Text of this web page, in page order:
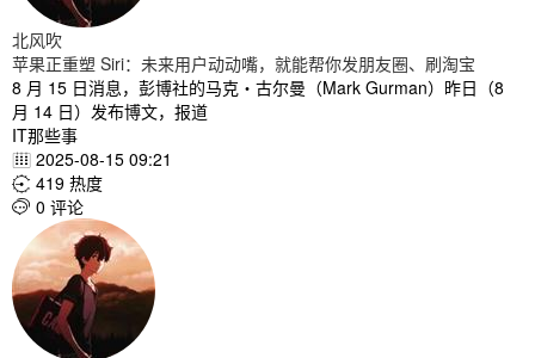
北风吹
苹果正重塑 Siri：未来用户动动嘴，就能帮你发朋友圈、刷淘宝
8 月 15 日消息，彭博社的马克・古尔曼（Mark Gurman）昨日（8
月 14 日）发布博文，报道
IT那些事
 2025-08-15 09:21
 419 热度
 0 评论